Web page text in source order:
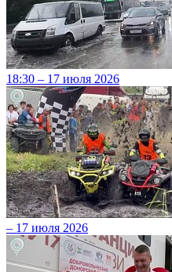
18:30 – 17 июля 2026
– 17 июля 2026